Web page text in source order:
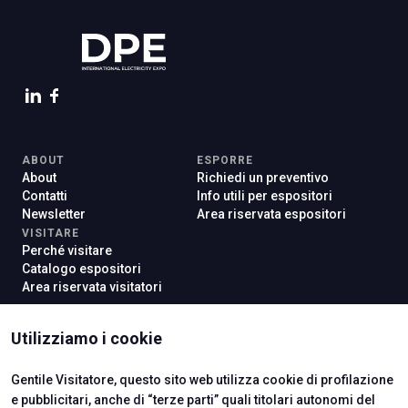
Utilizziamo i cookie
Gentile Visitatore, questo sito web utilizza cookie di profilazione
e pubblicitari, anche di “terze parti” quali titolari autonomi del
ABOUT
About
Contatti
Newsletter
ESPORRE
Richiedi un preventivo
Info utili per espositori
Area riservata espositori
VISITARE
Perché visitare
Catalogo espositori
Area riservata visitatori